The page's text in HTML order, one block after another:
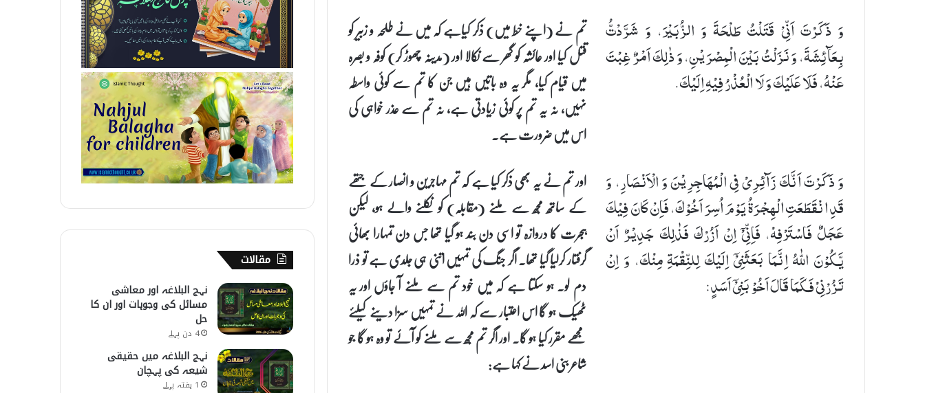
وَ ذَكَرْتَ اَنِّیْ قَتَلْتُ طَلْحَةَ وَ الزُّبَیْرَ، وَ شَرَّدْتُّ
بِعَآئِشَةَ، وَ نَزَلْتُ بَیْنَ الْمِصْرَیْنِ، وَ ذٰلِكَ اَمْرٌ غِبْتَ
عَنْهُ، فَلَا عَلَیْكَ وَ لَا الْعُذْرُ فِیْهِ اِلَیْكَ.
تم نے (اپنے خط میں) ذکر کیاہے کہ میں نے طلحہ و زبیر کو
قتل کیا اور عائشہ کو گھر سے نکالا اور (مدینہ چھوڑ کر) کوفہ و بصرہ
میں قیام کیا، مگر یہ وہ باتیں ہیں جن کا تم سے کوئی واسطہ
نہیں، نہ یہ تم پر کوئی زیادتی ہے، نہ تم سے عذر خواہی کی
اس میں ضرورت ہے۔
وَ ذَكَرْتَ اَنَّكَ زَآئِرِیْ فِی الْمُهَاجِرِیْنَ وَ الْاَنْصَارِ، وَ
قَدِ انْقَطَعَتِ الْهِجْرَةُ یَوْمَ اُسِرَ اَخُوْكَ، فَاِنْ كَانَ فِیْكَ
عَجَلٌ فَاسْتَرْفِهْ، فَاِنِّیْۤ اِنْ اَزُرْكَ فَذٰلِكَ جَدِیْرٌ اَنْ
یَّكُوْنَ اللّٰهُ اِنَّمَا بَعَثَنِیْۤ اِلَیْكَ لِلنِّقْمَةِ مِنْكَ، وَ اِنْ
تَزُرْنِیْ فَكَمَا قَالَ اَخُوْ بَنِیْۤ اَسَدٍ:
اور تم نے یہ بھی ذکر کیا ہے کہ تم مہاجرین و انصار کے جتھے
کے ساتھ مجھ سے ملنے (مقابلہ) کو نکلنے والے ہو، لیکن
ہجرت کا دروازہ تو اسی دن بند ہو گیا تھا جس دن تمہارا بھائی
گرفتار کرلیا گیا تھا۔ اگر جنگ کی تمہیں اتنی ہی جلدی ہے تو ذرا
دم لو۔ ہو سکتا ہے کہ میں خود تم سے ملنے آ جاؤں اور یہ
ٹھیک ہو گا اس اعتبار سے کہ اللہ نے تمہیں سزا دینے کیلئے
مجھے مقرر کیا ہو گا۔ اور اگر تم مجھ سے ملنے کو آئے تو وہ ہو گا جو
شاعر بنی اسد نے کہا ہے:
مقالات
نہج البلاغہ اور معاشی
مسائل کی وجوہات اور ان کا
حل
4 دن پہلے
نہج البلاغہ میں حقیقی
شیعہ کی پہچان
1 ہفتہ پہلے